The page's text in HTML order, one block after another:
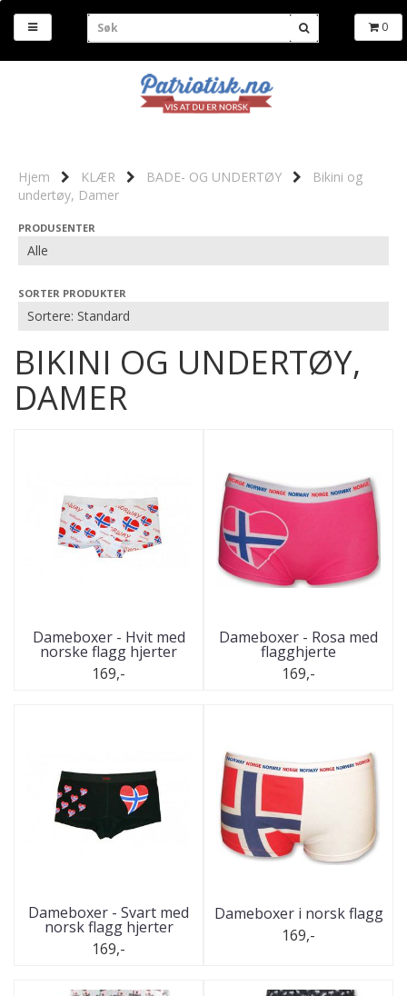
0
Hjem KLÆR BADE- OG UNDERTØY
Bikini og
undertøy, Damer
PRODUSENTER
SORTER PRODUKTER
BIKINI OG UNDERTØY,
DAMER
Dameboxer - Hvit med
norske flagg hjerter
169,-
Dameboxer - Rosa med
flagghjerte
169,-
Dameboxer - Svart med
norsk flagg hjerter
169,-
Dameboxer i norsk flagg
169,-